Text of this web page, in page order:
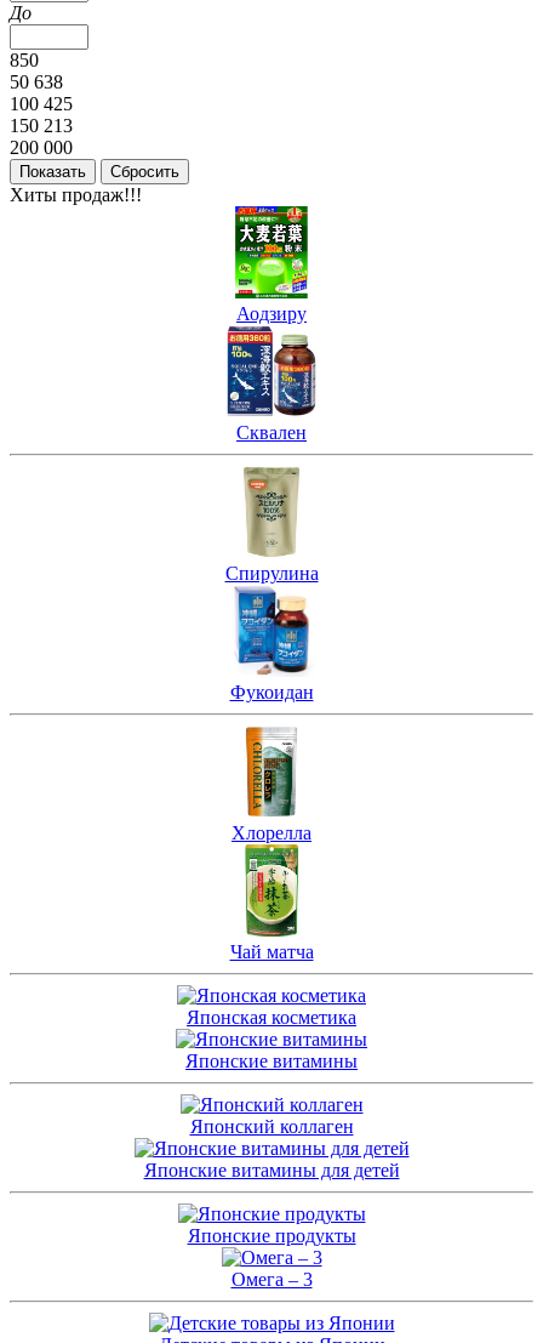
До
850
50 638
100 425
150 213
200 000
Хиты продаж!!!
Аодзиру
Сквален
Спирулина
Фукоидан
Хлорелла
Чай матча
Японская косметика
Японские витамины
Японский коллаген
Японские витамины для детей
Японские продукты
Омега – 3